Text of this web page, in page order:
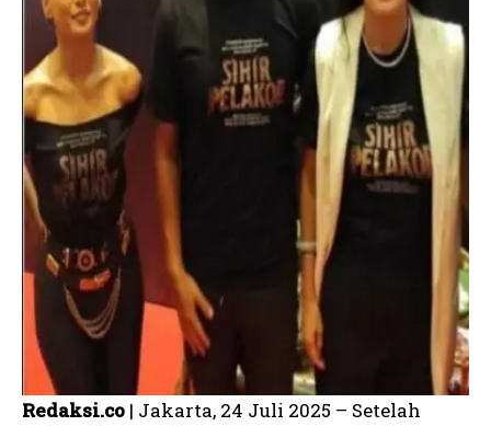
Redaksi.co | Jakarta, 24 Juli 2025 – Setelah